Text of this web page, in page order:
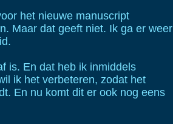
het nieuwe manuscript
Maar dat geeft niet. Ik ga er weer
is. En dat heb ik inmiddels
ik het verbeteren, zodat het
En nu komt dit er ook nog eens